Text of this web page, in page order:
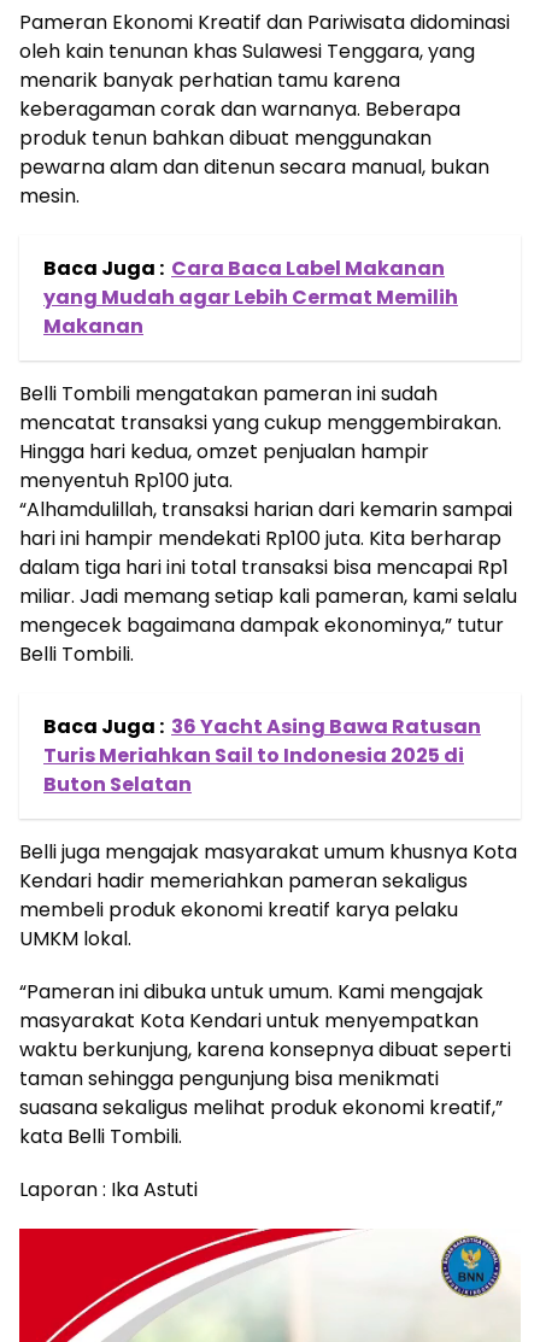
Pameran Ekonomi Kreatif dan Pariwisata didominasi
oleh kain tenunan khas Sulawesi Tenggara, yang
menarik banyak perhatian tamu karena
keberagaman corak dan warnanya. Beberapa
produk tenun bahkan dibuat menggunakan
pewarna alam dan ditenun secara manual, bukan
mesin.
Baca Juga : Cara Baca Label Makanan
yang Mudah agar Lebih Cermat Memilih
Makanan
Belli Tombili mengatakan pameran ini sudah
mencatat transaksi yang cukup menggembirakan.
Hingga hari kedua, omzet penjualan hampir
menyentuh Rp100 juta.
“Alhamdulillah, transaksi harian dari kemarin sampai
hari ini hampir mendekati Rp100 juta. Kita berharap
dalam tiga hari ini total transaksi bisa mencapai Rp1
miliar. Jadi memang setiap kali pameran, kami selalu
mengecek bagaimana dampak ekonominya,” tutur
Belli Tombili.
Baca Juga : 36 Yacht Asing Bawa Ratusan
Turis Meriahkan Sail to Indonesia 2025 di
Buton Selatan
Belli juga mengajak masyarakat umum khusnya Kota
Kendari hadir memeriahkan pameran sekaligus
membeli produk ekonomi kreatif karya pelaku
UMKM lokal.
“Pameran ini dibuka untuk umum. Kami mengajak
masyarakat Kota Kendari untuk menyempatkan
waktu berkunjung, karena konsepnya dibuat seperti
taman sehingga pengunjung bisa menikmati
suasana sekaligus melihat produk ekonomi kreatif,”
kata Belli Tombili.
Laporan : Ika Astuti